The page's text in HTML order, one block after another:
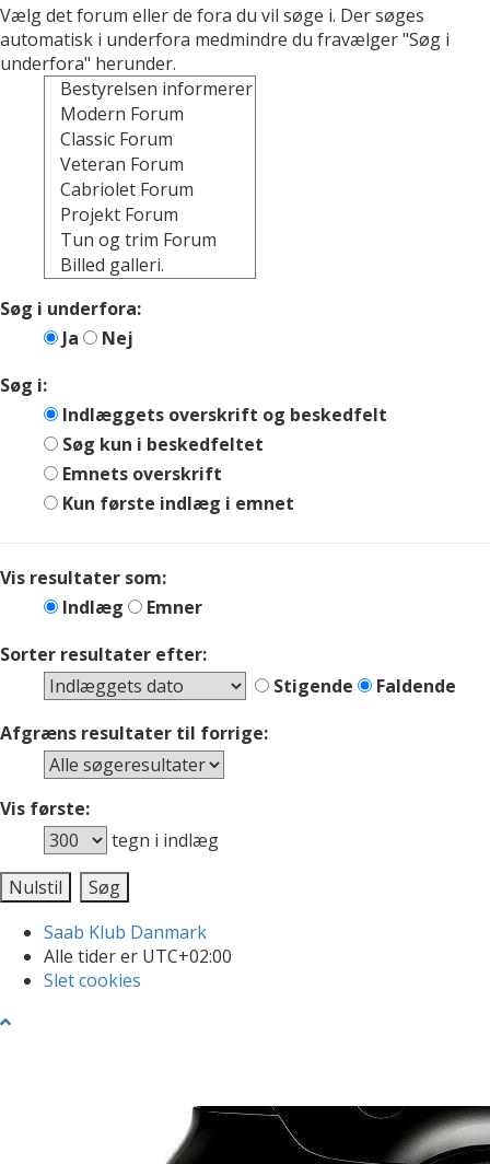
Vælg det forum eller de fora du vil søge i. Der søges
automatisk i underfora medmindre du fravælger "Søg i
underfora" herunder.
Søg i underfora:
Ja
Nej
Søg i:
Indlæggets overskrift og beskedfelt
Søg kun i beskedfeltet
Emnets overskrift
Kun første indlæg i emnet
Vis resultater som:
Indlæg
Emner
Sorter resultater efter:
Stigende
Faldende
Afgræns resultater til forrige:
Vis første:
tegn i indlæg
Saab Klub Danmark
Alle tider er UTC+02:00
Slet cookies